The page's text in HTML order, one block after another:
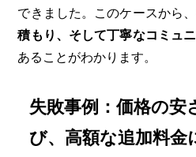
できました。このケースから、
積もり、そして丁寧なコミュ
あることがわかります。
失敗事例：価格の安
び、高額な追加料金